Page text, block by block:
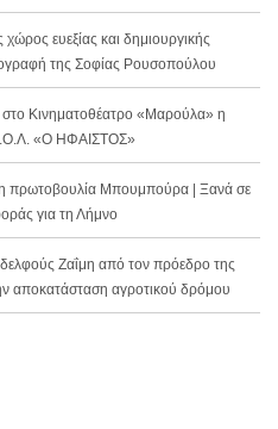
ευεξίας και δημιουργικής
της Σοφίας Ρουσοπούλου
στο Κινηματοθέατρο «Μαρούλα» η
«Ο ΗΦΑΙΣΤΟΣ»
η πρωτοβουλία Μπουμπούρα | Ξανά σε
για τη Λήμνο
Ζαΐμη από τον πρόεδρο της
αποκατάσταση αγροτικού δρόμου